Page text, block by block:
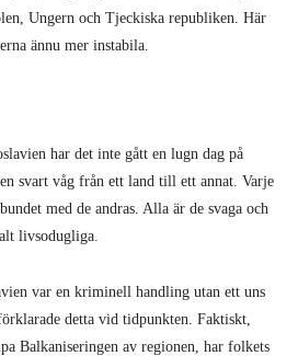
Ungern och Tjeckiska republiken. Här
ännu mer instabila.
har det inte gått en lugn dag på
svart våg från ett land till ett annat. Varje
med de andras. Alla är de svaga och
livsodugliga.
var en kriminell handling utan ett uns
detta vid tidpunkten. Faktiskt,
Balkaniseringen av regionen, har folkets